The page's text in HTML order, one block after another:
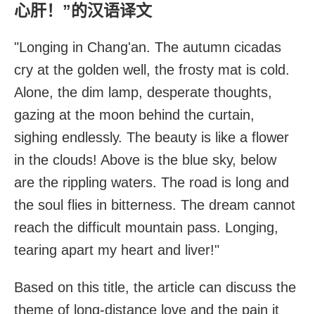
心肝！”的汉语译文
"Longing in Chang'an. The autumn cicadas
cry at the golden well, the frosty mat is cold.
Alone, the dim lamp, desperate thoughts,
gazing at the moon behind the curtain,
sighing endlessly. The beauty is like a flower
in the clouds! Above is the blue sky, below
are the rippling waters. The road is long and
the soul flies in bitterness. The dream cannot
reach the difficult mountain pass. Longing,
tearing apart my heart and liver!"
Based on this title, the article can discuss the
theme of long-distance love and the pain it